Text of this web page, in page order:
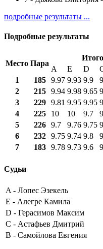
подробные результаты ...
Подробные результаты
Место Пара
A E D
1
185 9.97 9.93 9.9
2
215 9.94 9.98 9.65
3
229 9.81 9.95 9.95
4
225 10 10 9.7
5
226 9.7 9.76 9.75
6
232 9.75 9.74 9.8
7
183 9.78 9.73 9.6
Судьи
A - Лопес Эзекель
E - Алегре Камила
D - Герасимов Максим
C - Астафьев Дмитрий
B - Самойлова Евгения